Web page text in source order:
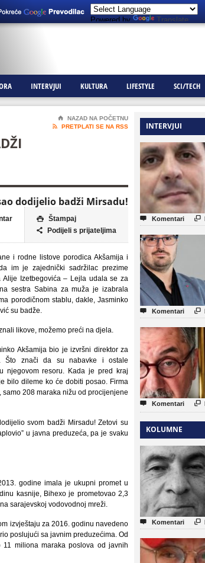
Powered by Translate
INTERVJUI KULTURA LIFESTYLE SCI/TECH
⌂
NAZAD NA POČETNU

PRETPLATI SE NA RSS
dodijelio badži Mirsadu!
 Štampaj
 Podijeli s prijateljima
i rodne listove porodica Akšamija i
im je zajednički sadržilac prezime
Alije Izetbegovića – Lejla udala se za
sestra Sabina za muža je izabrala
porodičnom stablu, dakle, Jasminko
su badže.
likove, možemo preći na djela.
Akšamija bio je izvršni direktor za
Što znači da su nabavke i ostale
njegovom resoru. Kada je pred kraj
bilo dileme ko će dobiti posao. Firma
208 maraka nižu od procijenjene
svom badži Mirsadu! Zetovi su
u javna preduzeća, pa je svaku
godine imala je ukupni promet u
kasnije, Bihexo je prometovao 2,3
sarajevskoj vodovodnoj mreži.
izvještaju za 2016. godinu navedeno
poslujući sa javnim preduzećima. Od
miliona maraka poslova od javnih
INTERVJUI
 Komentari 
 Komentari 
 Komentari 
KOLUMNE
 Komentari 